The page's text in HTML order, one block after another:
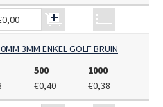
3MM ENKEL GOLF BRUIN
500
1000
€0,40 €0,38